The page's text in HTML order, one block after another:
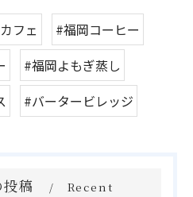
フェ
#福岡コーヒー
#福岡よもぎ蒸し
#バータービレッジ
稿
Recent